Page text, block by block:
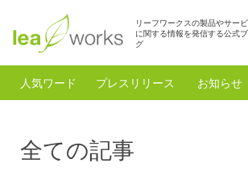
リーフワークスの製品やサービ
に関する情報を発信する公式ブ
グ
人気ワード プレスリリース お知らせ
全ての記事